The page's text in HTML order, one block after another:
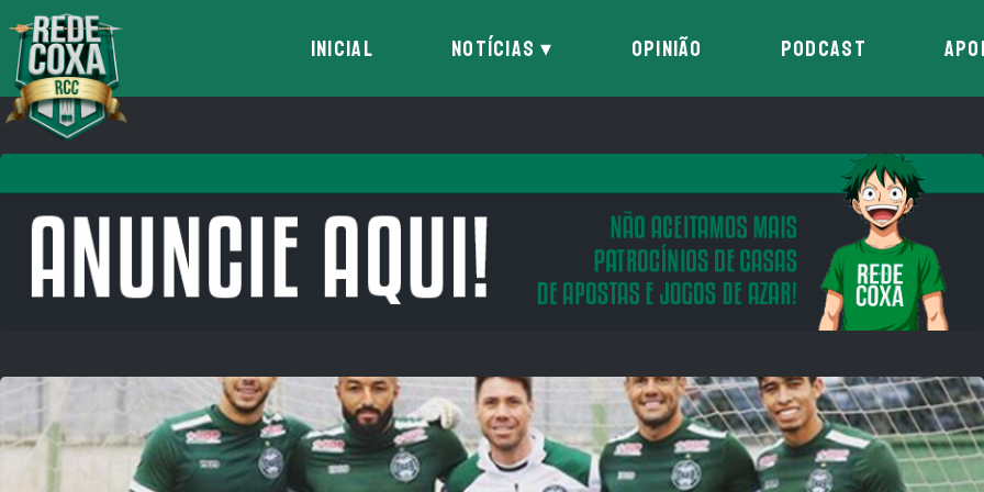
INICIAL NOTÍCIAS OPINIÃO PODCAST